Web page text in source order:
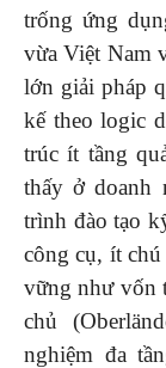
trống ứng
vừa Việt Nam
lớn giải pháp
kế theo logic
trúc ít tầng
thấy ở doanh
trình đào tạo
công cụ, ít
vững như vốn
chủ
nghiệm đa